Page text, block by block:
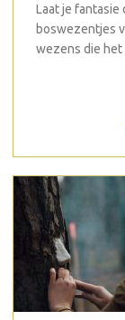
Laat je fantasie
boswezentjes
wezens die het